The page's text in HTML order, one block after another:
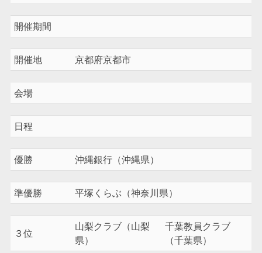
開催期間
開催地 京都府京都市
会場
日程
優勝 沖縄銀行（沖縄県）
準優勝 平塚くらぶ（神奈川県）
３位
山梨クラブ（山梨
県）
千葉教員クラブ
（千葉県）